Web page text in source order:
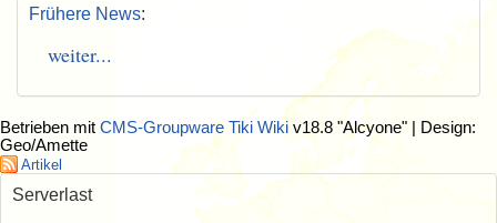
Frühere News:
weiter...
Betrieben mit CMS-Groupware Tiki Wikiv18.8 "Alcyone" | Design:
Geo/Amette
Artikel
Serverlast